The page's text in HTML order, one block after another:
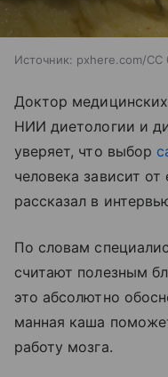
Источник: pxhere.com/CC
Доктор
НИИ диетологии и
уверяет, что выбор
человека зависит
рассказал в
По словам
считают полезным
это абсолютно
манная каша
работу мозга.